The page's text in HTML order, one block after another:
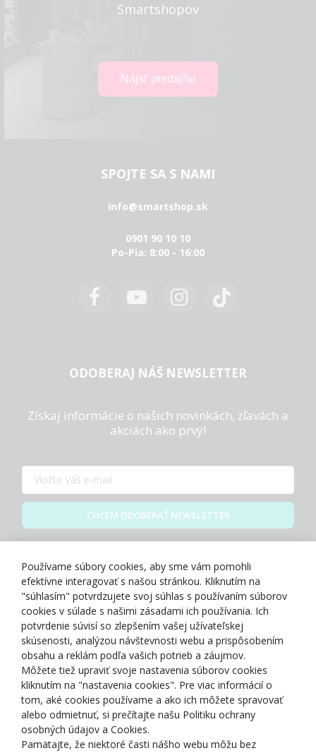
Smartshopov
SPOJTE SA S NAMI
info@smartshop.sk
0901 90 10 10
Po-Pia: 8:00 - 16:00
ODOBERAJ NÁŠ NEWSLETTER
Získaj informácie o našich novinkách, zľavách a
akciách ako prvý!
CHCEM ODOBERAŤ NEWSLETTER
O NÁS
NAKUPOVANIE
ZÁKAZNÍCKA ZÓNA
Používame súbory cookies, aby sme vám pomohli
efektívne interagovať s našou stránkou. Kliknutím na
"súhlasím" potvrdzujete svoj súhlas s používaním súborov
cookies v súlade s našimi zásadami ich používania. Ich
potvrdenie súvisí so zlepšením vašej užívateľskej
skúsenosti, analýzou návštevnosti webu a prispôsobením
obsahu a reklám podľa vašich potrieb a záujmov.
Môžete tiež upraviť svoje nastavenia súborov cookies
kliknutím na "nastavenia cookies". Pre viac informácií o
tom, aké cookies používame a ako ich môžete spravovať
alebo odmietnuť, si prečítajte našu Politiku ochrany
osobných údajov a Cookies.
Pamätajte, že niektoré časti nášho webu môžu bez